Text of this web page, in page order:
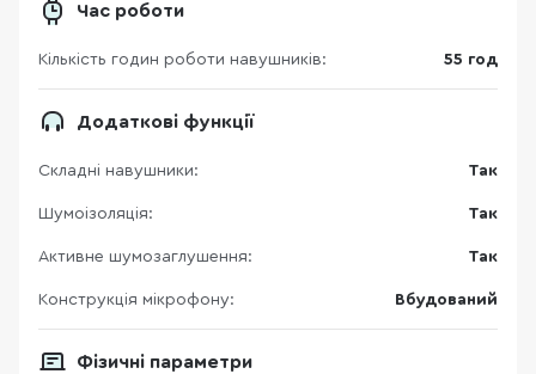
Час роботи
Кількість годин роботи навушників: 55 год
Додаткові функції
Складні навушники: Так
Шумоізоляція: Так
Активне шумозаглушення: Так
Конструкція мікрофону: Вбудований
Фізичні параметри